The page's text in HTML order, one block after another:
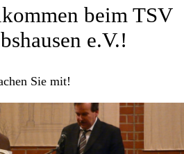
beim TSV
e.V.!
Sie mit!